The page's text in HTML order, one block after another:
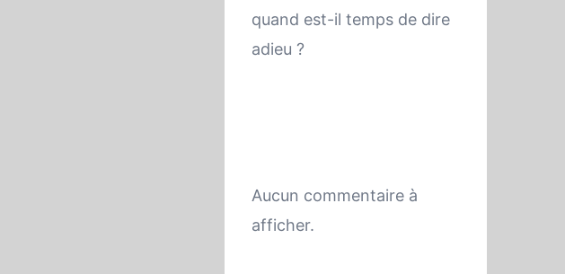
quand est-il temps de dire
adieu ?
Aucun commentaire à
afficher.